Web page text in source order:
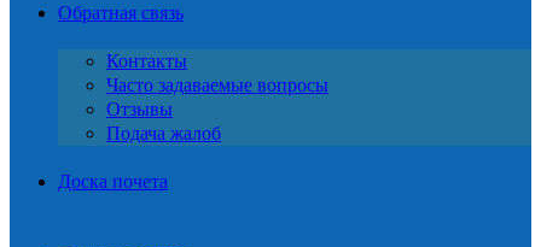
Обратная связь
Контакты
Часто задаваемые вопросы
Отзывы
Подача жалоб
Доска почета